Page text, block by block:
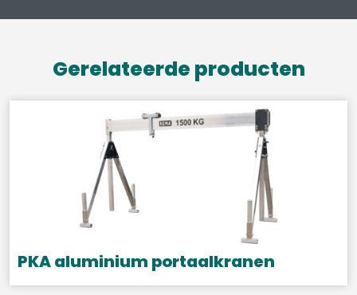
Gerelateerde producten
PKA aluminium portaalkranen
Dit